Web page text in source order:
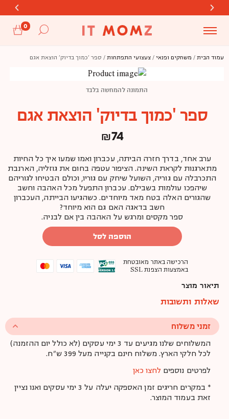
משלוחים חינם מעל 399 ש"ח
חדש! ניתן לשלם גם בביט
משלוחים חינם מעל 399 ש"ח
חדש! ניתן לשלם גם בביט
משלוחים חינם מעל 399 ש"ח
חדש! ניתן לשלם גם בביט
0
עמוד הבית / משחקים ופנאי / צעצועי התפתחות / ספר 'כמוך בדיוק' הוצאת אגם
התמונה להמחשה בלבד
ספר 'כמוך בדיוק' הוצאת אגם
₪74
ערב אחד, בדרך חזרה הביתה, עכברון ואמו שמעו איך כל החיות
מתארגנות לקראת השינה. הציפור עטפה בחום את גוזליה, הארנבת
התכרבלה עם גוריה, השועל שיחק עם גוריו, וכולם הבטיחו לגוריהם
שיהפכו עולמות בשבילם. עכברון התפעל מכל האהבה וחשב
שהגורים האלה בטח מאד מיוחדים. כשהגיעו הבייתה, העכברון
חשב בדאגה האם גם הוא מיוחד?
ספר מקסים ומרגש על האהבה בין אם לבניה.
הוספה לסל
הרכישה באתר מאובטחת
באמצעות הצפנת SSL
תיאור מוצר
שאלות ותשובות
זמני משלוח
המשלוחים שלנו מגיעים עד 3 ימי עסקים (לא כולל יום ההזמנה)
לכל חלקי הארץ. משלוח חינם בקנייה מעל 399 ש"ח.
לפרטים נוספיםלחצו כאן
* במקרים חריגים זמן האספקה יעלה על 3 ימי עסקים ואנו נציין
זאת בעמוד המוצר.